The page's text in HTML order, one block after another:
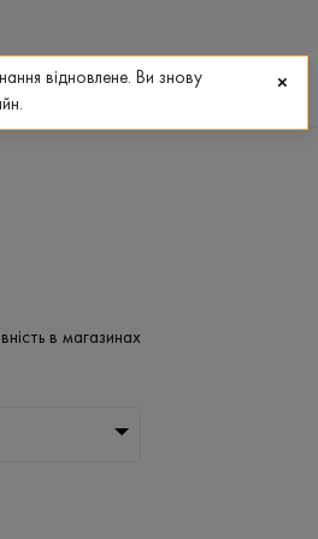
0
в магазинах
відновлене. Ви знову